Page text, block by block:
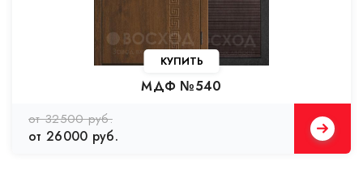
КУПИТЬ
МДФ №540
от 32500 руб.
от 26000 руб.